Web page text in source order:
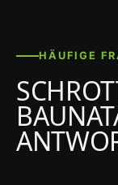
HÄUFIGE